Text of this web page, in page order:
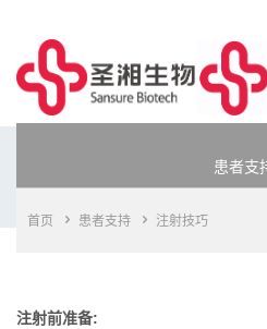
患者支
首页 患者支持 注射技巧
注射前准备: